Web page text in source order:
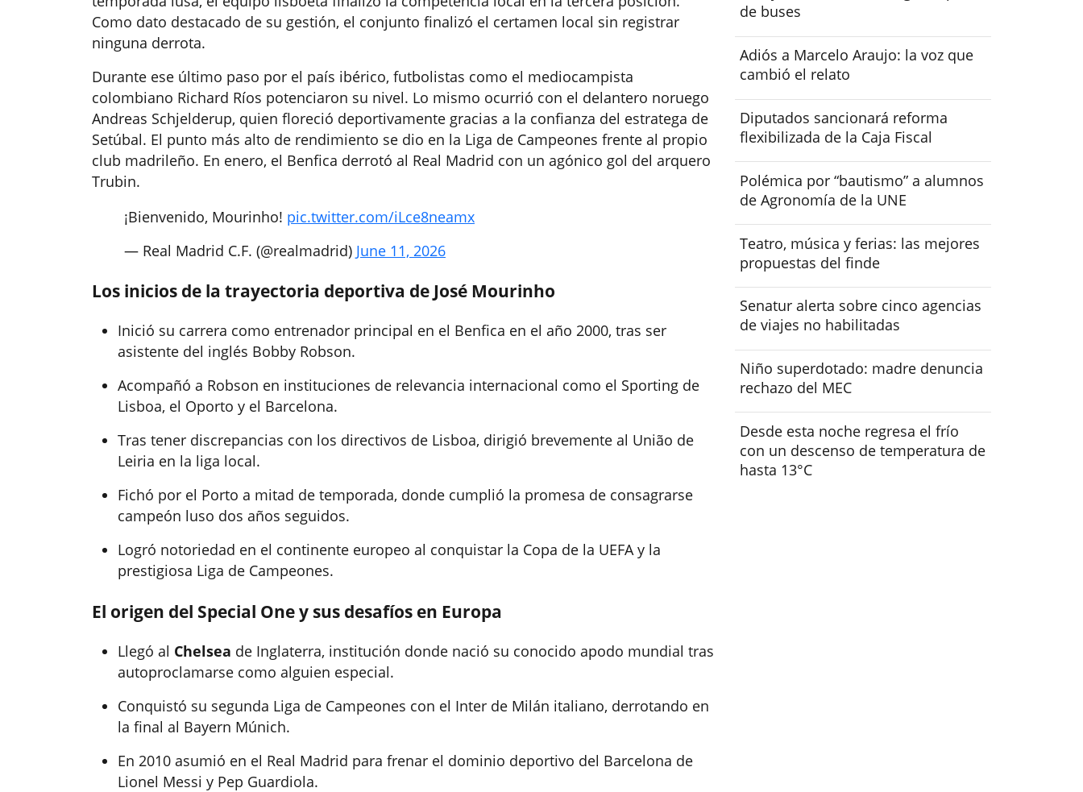
Como dato destacado de su gestión, el conjunto finalizó el certamen local sin registrar
ninguna derrota.
Durante ese último paso por el país ibérico, futbolistas como el mediocampista
colombiano Richard Ríos potenciaron su nivel. Lo mismo ocurrió con el delantero noruego
Andreas Schjelderup, quien floreció deportivamente gracias a la confianza del estratega de
Setúbal. El punto más alto de rendimiento se dio en la Liga de Campeones frente al propio
club madrileño. En enero, el Benfica derrotó al Real Madrid con un agónico gol del arquero
Trubin.
¡Bienvenido, Mourinho! pic.twitter.com/iLce8neamx
— Real Madrid C.F. (@realmadrid) June 11, 2026
Los inicios de la trayectoria deportiva de José Mourinho
Inició su carrera como entrenador principal en el Benfica en el año 2000, tras ser
asistente del inglés Bobby Robson.
Acompañó a Robson en instituciones de relevancia internacional como el Sporting de
Lisboa, el Oporto y el Barcelona.
Tras tener discrepancias con los directivos de Lisboa, dirigió brevemente al União de
Leiria en la liga local.
Fichó por el Porto a mitad de temporada, donde cumplió la promesa de consagrarse
campeón luso dos años seguidos.
Logró notoriedad en el continente europeo al conquistar la Copa de la UEFA y la
prestigiosa Liga de Campeones.
El origen del Special One y sus desafíos en Europa
Llegó al Chelsea de Inglaterra, institución donde nació su conocido apodo mundial tras
autoproclamarse como alguien especial.
Conquistó su segunda Liga de Campeones con el Inter de Milán italiano, derrotando en
la final al Bayern Múnich.
En 2010 asumió en el Real Madrid para frenar el dominio deportivo del Barcelona de
Lionel Messi y Pep Guardiola.
de buses
Adiós a Marcelo Araujo: la voz que
cambió el relato
Diputados sancionará reforma
flexibilizada de la Caja Fiscal
Polémica por “bautismo” a alumnos
de Agronomía de la UNE
Teatro, música y ferias: las mejores
propuestas del finde
Senatur alerta sobre cinco agencias
de viajes no habilitadas
Niño superdotado: madre denuncia
rechazo del MEC
Desde esta noche regresa el frío
con un descenso de temperatura de
hasta 13°C